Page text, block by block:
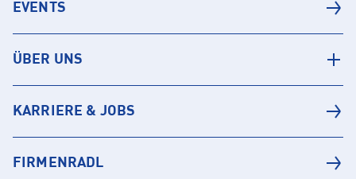
EVENTS
ÜBER UNS
KARRIERE & JOBS
FIRMENRADL